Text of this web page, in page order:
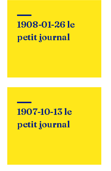
1908-01-26 le
petit journal
1907-10-13 le
petit journal